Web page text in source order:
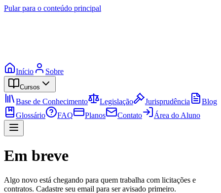
Pular para o conteúdo principal
Início Sobre
Cursos
Base de Conhecimento Legislação Jurisprudência
Blog
Glossário
FAQ Planos Contato Área do Aluno
Em breve
Algo novo está chegando para quem trabalha com licitações e
contratos. Cadastre seu email para ser avisado primeiro.